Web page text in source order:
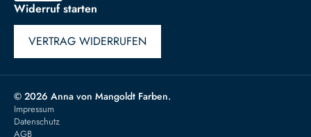
Widerruf starten
VERTRAG WIDERRUFEN
© 2026 Anna von Mangoldt Farben.
Impressum
Datenschutz
AGB